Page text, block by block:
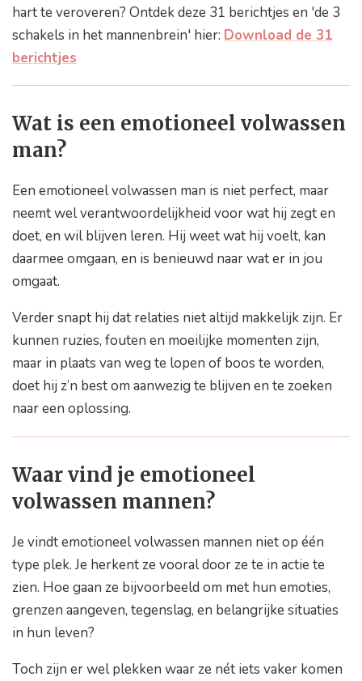
hart te veroveren? Ontdek deze 31 berichtjes en 'de 3
schakels in het mannenbrein' hier: Download de 31
berichtjes
Wat is een emotioneel volwassen
man?
Een emotioneel volwassen man is niet perfect, maar
neemt wel verantwoordelijkheid voor wat hij zegt en
doet, en wil blijven leren. Hij weet wat hij voelt, kan
daarmee omgaan, en is benieuwd naar wat er in jou
omgaat.
Verder snapt hij dat relaties niet altijd makkelijk zijn. Er
kunnen ruzies, fouten en moeilijke momenten zijn,
maar in plaats van weg te lopen of boos te worden,
doet hij z’n best om aanwezig te blijven en te zoeken
naar een oplossing.
Waar vind je emotioneel
volwassen mannen?
Je vindt emotioneel volwassen mannen niet op één
type plek. Je herkent ze vooral door ze te in actie te
zien. Hoe gaan ze bijvoorbeeld om met hun emoties,
grenzen aangeven, tegenslag, en belangrijke situaties
in hun leven?
Toch zijn er wel plekken waar ze nét iets vaker komen